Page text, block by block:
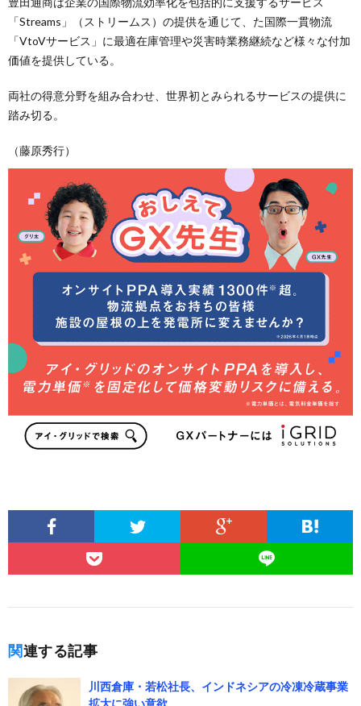
「Streams」（ストリームス）の提供を通じて、た国際一貫物流
「VtoVサービス」に最適在庫管理や災害時業務継続など様々な付加
価値を提供している。
両社の得意分野を組み合わせ、世界初とみられるサービスの提供に
踏み切る。
（藤原秀行）
関連する記事
川西倉庫・若松社長、インドネシアの冷凍冷蔵事業
拡大に強い意欲